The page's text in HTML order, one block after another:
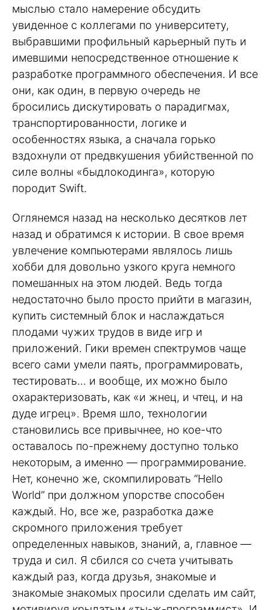
мыслью стало намерение обсудить
увиденное с коллегами по университету,
выбравшими профильный карьерный путь и
имевшими непосредственное отношение к
разработке программного обеспечения. И все
они, как один, в первую очередь не
бросились дискутировать о парадигмах,
транспортированности, логике и
особенностях языка, а сначала горько
вздохнули от предвкушения убийственной по
силе волны «быдлокодинга», которую
породит Swift.
Оглянемся назад на несколько десятков лет
назад и обратимся к истории. В свое время
увлечение компьютерами являлось лишь
хобби для довольно узкого круга немного
помешанных на этом людей. Ведь тогда
недостаточно было просто прийти в магазин,
купить системный блок и наслаждаться
плодами чужих трудов в виде игр и
приложений. Гики времен спектрумов чаще
всего сами умели паять, программировать,
тестировать… и вообще, их можно было
охарактеризовать, как «и жнец, и чтец, и на
дуде игрец». Время шло, технологии
становились все привычнее, но кое-что
оставалось по-прежнему доступно только
некоторым, а именно — программирование.
Нет, конечно же, скомпилировать “Hello
World” при должном упорстве способен
каждый. Но, все же, разработка даже
скромного приложения требует
определенных навыков, знаний, а, главное —
труда и сил. Я сбился со счета учитывать
каждый раз, когда друзья, знакомые и
знакомые знакомых просили сделать им сайт,